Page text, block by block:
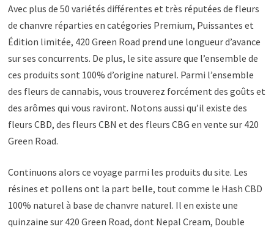
Avec plus de 50 variétés différentes et très réputées de fleurs
de chanvre réparties en catégories Premium, Puissantes et
Édition limitée, 420 Green Road prend une longueur d’avance
sur ses concurrents. De plus, le site assure que l’ensemble de
ces produits sont 100% d’origine naturel. Parmi l’ensemble
des fleurs de cannabis, vous trouverez forcément des goûts et
des arômes qui vous raviront. Notons aussi qu’il existe des
fleurs CBD, des fleurs CBN et des fleurs CBG en vente sur 420
Green Road.
Continuons alors ce voyage parmi les produits du site. Les
résines et pollens ont la part belle, tout comme le Hash CBD
100% naturel à base de chanvre naturel. Il en existe une
quinzaine sur 420 Green Road, dont Nepal Cream, Double